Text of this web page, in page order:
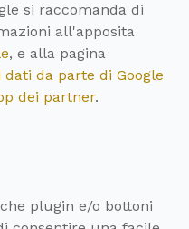
si raccomanda di
all'apposita
, e alla pagina
da parte di Google
dei partner.
plugin e/o bottoni